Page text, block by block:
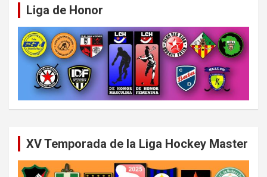
Liga de Honor
XV Temporada de la Liga Hockey Master